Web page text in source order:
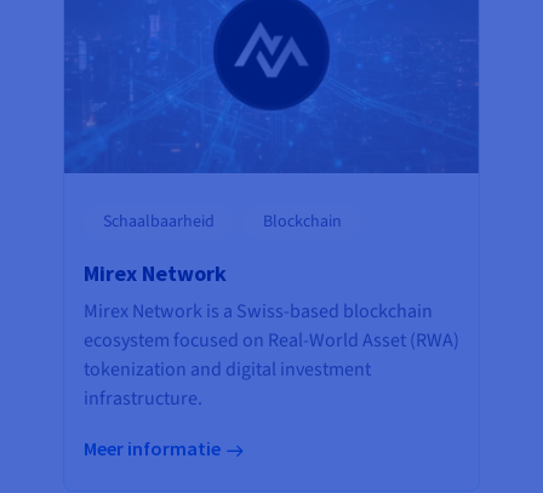
Schaalbaarheid Blockchain
Mirex Network
Mirex Network is a Swiss-based blockchain
ecosystem focused on Real-World Asset (RWA)
tokenization and digital investment
infrastructure.
Meer informatie